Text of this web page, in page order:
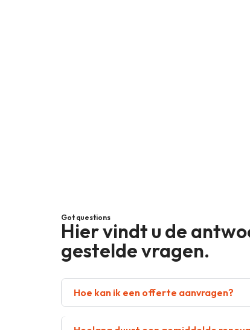
Got questions
Hier vindt u de
gestelde vragen.
Hoe kan ik een offerte aanvragen?